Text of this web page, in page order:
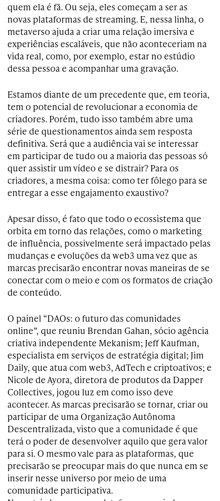
quem ela é fã. Ou seja, eles começam a ser as
novas plataformas de streaming. E, nessa linha, o
metaverso ajuda a criar uma relação imersiva e
experiências escaláveis, que não aconteceriam na
vida real, como, por exemplo, estar no estúdio
dessa pessoa e acompanhar uma gravação.
Estamos diante de um precedente que, em teoria,
tem o potencial de revolucionar a economia de
criadores. Porém, tudo isso também abre uma
série de questionamentos ainda sem resposta
definitiva. Será que a audiência vai se interessar
em participar de tudo ou a maioria das pessoas só
quer assistir um vídeo e se distrair? Para os
criadores, a mesma coisa: como ter fôlego para se
entregar a esse engajamento exaustivo?
Apesar disso, é fato que todo o ecossistema que
orbita em torno das relações, como o marketing
de influência, possivelmente será impactado pelas
mudanças e evoluções da web3 uma vez que as
marcas precisarão encontrar novas maneiras de se
conectar com o meio e com os formatos de criação
de conteúdo.
O painel “DAOs: o futuro das comunidades
online”, que reuniu Brendan Gahan, sócio agência
criativa independente Mekanism; Jeff Kaufman,
especialista em serviços de estratégia digital; Jim
Daily, que atua com web3, AdTech e criptoativos; e
Nicole de Ayora, diretora de produtos da Dapper
Collectives, jogou luz em como isso deve
acontecer. As marcas precisarão se tornar, criar ou
participar de uma Organização Autônoma
Descentralizada, visto que a comunidade é que
terá o poder de desenvolver aquilo que gera valor
para si. O mesmo vale para as plataformas, que
precisarão se preocupar mais do que nunca em se
inserir nesse universo por meio de uma
comunidade participativa.